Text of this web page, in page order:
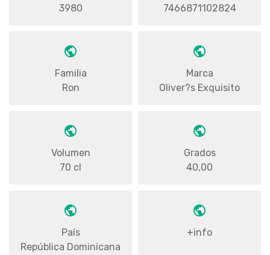
3980
7466871102824
Familia
Ron
Marca
Oliver?s Exquisito
Volumen
70 cl
Grados
40,00
País
República Dominicana
+info